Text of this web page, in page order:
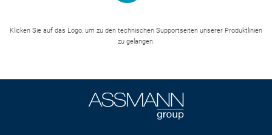
Klicken Sie auf das Logo, um zu den technischen Supportseiten unserer Produktlinien
zu gelangen.